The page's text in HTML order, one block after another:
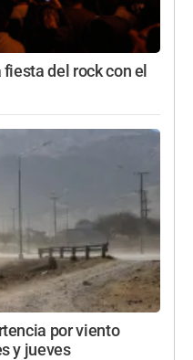
del rock con el
por viento
y jueves